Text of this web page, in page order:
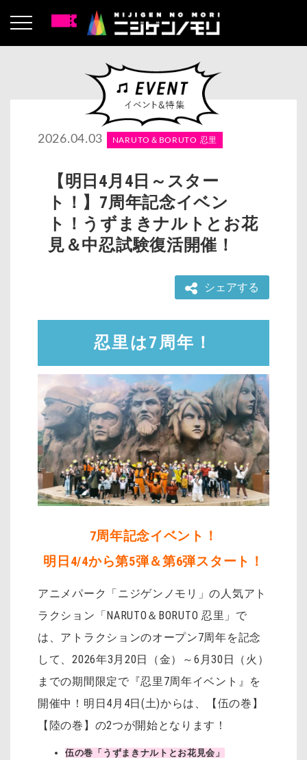
2026.04.03 NARUTO＆BORUTO 忍里
【明日4月4日～スター
ト！】7周年記念イベン
ト！うずまきナルトとお花
見＆中忍試験復活開催！
シェアする
忍里は7周年！
7周年記念イベント！
明日4/4から第5弾＆第6弾スタート！
アニメパーク「ニジゲンノモリ」の人気アト
ラクション「NARUTO＆BORUTO 忍里」で
は、アトラクションのオープン7周年を記念
して、2026年3月20日（金）～6月30日（火）
までの期間限定で『忍里7周年イベント』を
開催中！明日4月4日(土)からは、【伍の巻】
【陸の巻】の2つが開始となります！
伍の巻「うずまきナルトとお花見会」